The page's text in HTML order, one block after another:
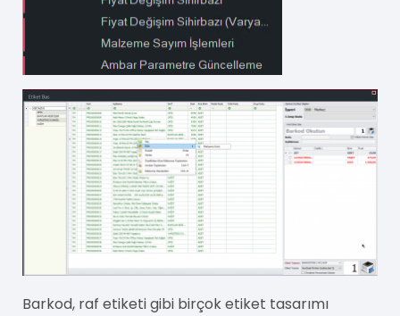
Barkod, raf etiketi gibi birçok etiket tasarımı